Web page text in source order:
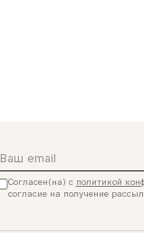
Email
Согласен(на) с политикой
согласие на получение